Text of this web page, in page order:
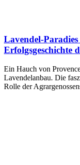
Lavendel-
Erfolgsgeschichte
Ein Hauch von
Lavendelanbau. Die
Rolle der